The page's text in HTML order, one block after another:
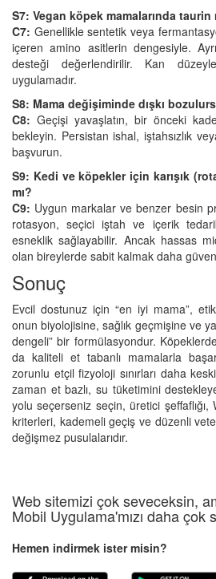
S7: Vegan köpek mamalarında taurin
C7: Genellikle sentetik veya
içeren amino asitlerin dengesiyle.
desteği değerlendirilir. Kan
uygulamadır.
S8: Mama değişiminde dışkı
C8: Geçişi yavaşlatın, bir önceki
bekleyin. Persistan ishal, iştahsızlık
başvurun.
S9: Kedi ve köpekler için karışık
mı?
C9: Uygun markalar ve benzer besin
rotasyon, seçici iştah ve içerik
esneklik sağlayabilir. Ancak hassas
olan bireylerde sabit kalmak daha
Sonuç
Evcil dostunuz için “en iyi mama”,
onun biyolojisine, sağlık geçmişine ve
dengeli” bir formülasyondur.
da kaliteli et tabanlı mamalarla
zorunlu etçil fizyoloji sınırları daha
zaman et bazlı, su tüketimini
yolu seçerseniz seçin, üretici şeffaflığı,
kriterleri, kademeli geçiş ve düzenli
değişmez pusulalarıdır.
Web sitemizi çok seveceksin,
Mobil Uygulama'mızı daha çok
Hemen indirmek ister misin?